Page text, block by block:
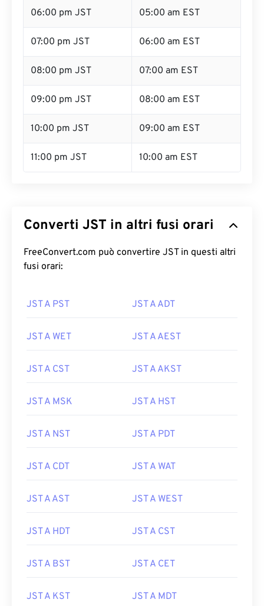
06:00 pm JST 05:00 am EST
07:00 pm JST 06:00 am EST
08:00 pm JST 07:00 am EST
09:00 pm JST 08:00 am EST
10:00 pm JST 09:00 am EST
11:00 pm JST 10:00 am EST
Converti JST in altri fusi orari
FreeConvert.com può convertire JST in questi altri
fusi orari:
JST A PST JST A ADT
JST A WET JST A AEST
JST A CST JST A AKST
JST A MSK JST A HST
JST A NST JST A PDT
JST A CDT JST A WAT
JST A AST JST A WEST
JST A HDT JST A CST
JST A BST JST A CET
JST A KST JST A MDT